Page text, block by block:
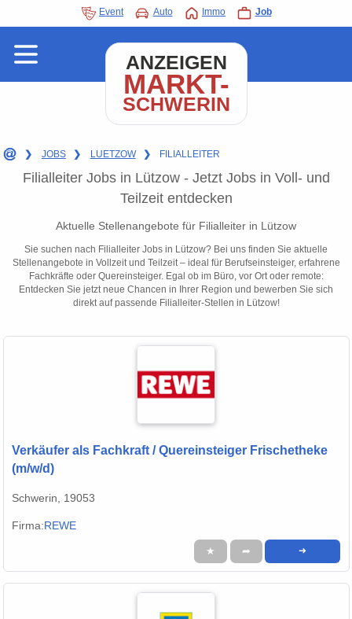
Event Auto Immo Job
ANZEIGEN
MARKT-
SCHWERIN
❯ JOBS ❯ LUETZOW ❯ FILIALLEITER
Filialleiter Jobs in Lützow - Jetzt Jobs in Voll- und
Teilzeit entdecken
Aktuelle Stellenangebote für Filialleiter in Lützow
Sie suchen nach Filialleiter Jobs in Lützow? Bei uns finden Sie aktuelle
Stellenangebote in Vollzeit und Teilzeit – ideal für Berufseinsteiger, erfahrene
Fachkräfte oder Quereinsteiger. Egal ob im Büro, vor Ort oder remote:
Entdecken Sie jetzt neue Chancen in Ihrer Region und bewerben Sie sich
direkt auf passende Filialleiter-Stellen in Lützow!
Verkäufer als Fachkraft / Quereinsteiger Frischetheke
(m/w/d)
Schwerin, 19053
Firma:REWE
★ ➦ ➜